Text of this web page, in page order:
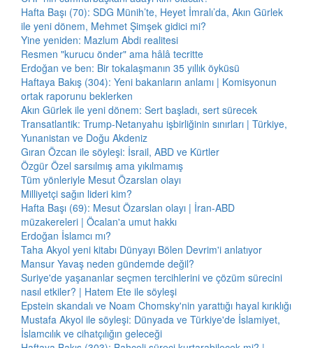
Hafta Başı (70): SDG Münih’te, Heyet İmralı’da, Akın Gürlek
ile yeni dönem, Mehmet Şimşek gidici mi?
Yine yeniden: Mazlum Abdi realitesi
Resmen "kurucu önder" ama hâlâ tecritte
Erdoğan ve ben: Bir tokalaşmanın 35 yıllık öyküsü
Haftaya Bakış (304): Yeni bakanların anlamı | Komisyonun
ortak raporunu beklerken
Akın Gürlek ile yeni dönem: Sert başladı, sert sürecek
Transatlantik: Trump-Netanyahu işbirliğinin sınırları | Türkiye,
Yunanistan ve Doğu Akdeniz
Gıran Özcan ile söyleşi: İsrail, ABD ve Kürtler
Özgür Özel sarsılmış ama yıkılmamış
Tüm yönleriyle Mesut Özarslan olayı
Milliyetçi sağın lideri kim?
Hafta Başı (69): Mesut Özarslan olayı | İran-ABD
müzakereleri | Öcalan'a umut hakkı
Erdoğan İslamcı mı?
Taha Akyol yeni kitabı Dünyayı Bölen Devrim'i anlatıyor
Mansur Yavaş neden gündemde değil?
Suriye'de yaşananlar seçmen tercihlerini ve çözüm sürecini
nasıl etkiler? | Hatem Ete ile söyleşi
Epstein skandalı ve Noam Chomsky'nin yarattığı hayal kırıklığı
Mustafa Akyol ile söyleşi: Dünyada ve Türkiye'de İslamiyet,
İslamcılık ve cihatçılığın geleceği